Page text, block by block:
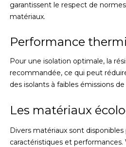
garantissent le respect de
matériaux.
Performance
Pour une isolation optimale, la
recommandée, ce qui peut
des isolants à faibles émissions de
Les matériaux
Divers matériaux sont
caractéristiques et